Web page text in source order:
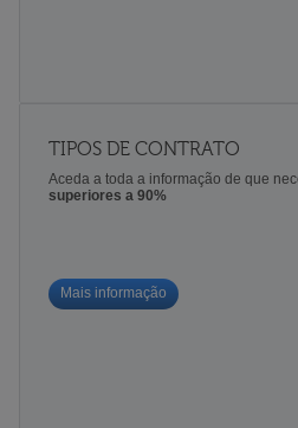
TIPOS DE CONTRATO
Aceda a toda a informação de que
superiores a 90%
Mais informação